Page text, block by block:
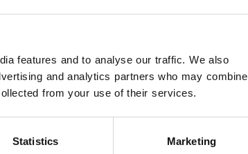
features and to analyse our traffic. We also
and analytics partners who may combine
from your use of their services.
Statistics Marketing
frakt över 399 kr
direkt eller inom 30 dagar
teprov i varje beställning